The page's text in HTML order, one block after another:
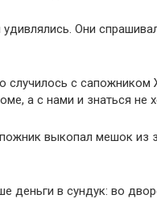
Они
случилось с
а с нами и знаться не
выкопал мешок из
деньги в сундук: во